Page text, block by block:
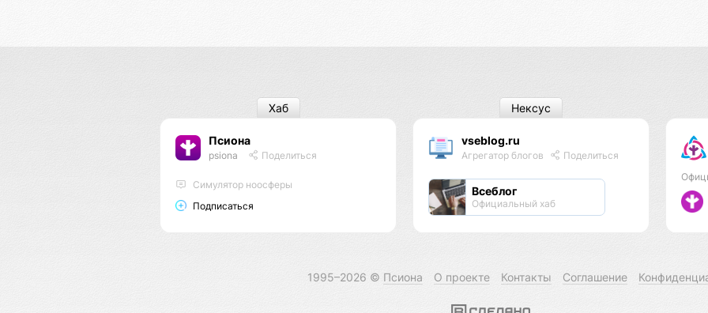
Псиона
psiona Поделиться
Cимулятор ноосферы
Подписаться
Хаб
vseblog.ru
Агрегатор блогов Поделиться
Всеблог
Официальный хаб
Нексус
1995–2026 © Псиона О проекте Контакты Соглашение